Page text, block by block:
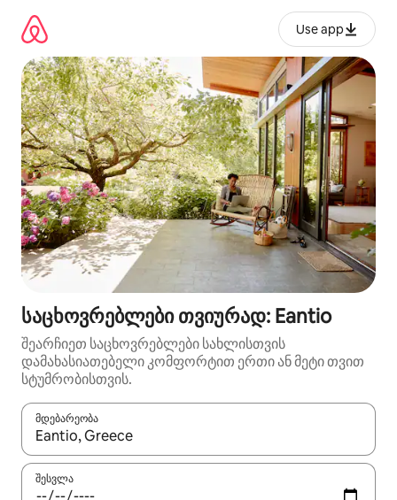
გადასვლა
Use app
საცხოვრებლები თვიურად: Eantio
შეარჩიეთ საცხოვრებლები სახლისთვის
დამახასიათებელი კომფორტით ერთი ან მეტი თვით
სტუმრობისთვის.
მდებარეობა
როცა შედეგები ხელმისაწვდომი გახდება, ნავიგაციისთვის
შესვლა